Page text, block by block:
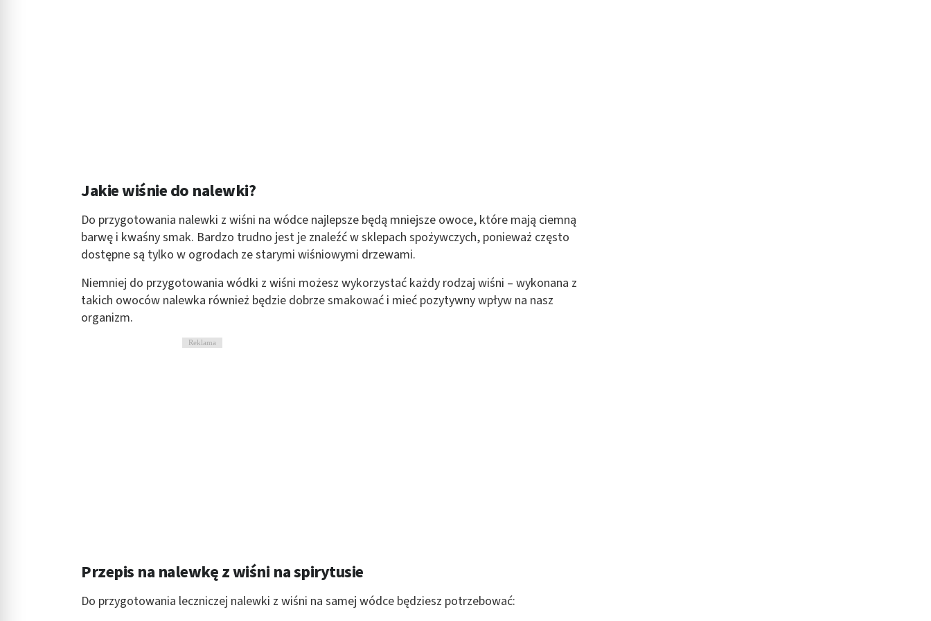
Jakie wiśnie do nalewki?
Do przygotowania nalewki z wiśni na wódce najlepsze będą mniejsze owoce, które mają ciemną
barwę i kwaśny smak. Bardzo trudno jest je znaleźć w sklepach spożywczych, ponieważ często
dostępne są tylko w ogrodach ze starymi wiśniowymi drzewami.
Niemniej do przygotowania wódki z wiśni możesz wykorzystać każdy rodzaj wiśni – wykonana z
takich owoców nalewka również będzie dobrze smakować i mieć pozytywny wpływ na nasz
organizm.
Reklama
Przepis na nalewkę z wiśni na spirytusie
Do przygotowania leczniczej nalewki z wiśni na samej wódce będziesz potrzebować:
Wydajność (Performance)
Reklama / śledzenie